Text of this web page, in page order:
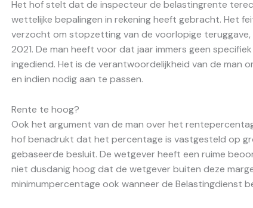
Het hof stelt dat de inspecteur de belastingrente
wettelijke bepalingen in rekening heeft gebracht. Het
verzocht om stopzetting van de voorlopige
2021. De man heeft voor dat jaar immers geen
ingediend. Het is de verantwoordelijkheid van de man
en indien nodig aan te passen.
Rente te hoog?
Ook het argument van de man over het
hof benadrukt dat het percentage is vastgesteld op
gebaseerde besluit. De wetgever heeft een ruime
niet dusdanig hoog dat de wetgever buiten deze
minimumpercentage ook wanneer de Belastingdienst